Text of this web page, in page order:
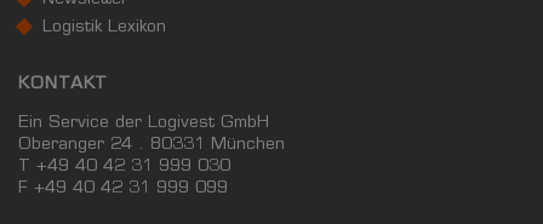
Logistik Lexikon
KONTAKT
Ein Service der Logivest GmbH
Oberanger 24 . 80331 München
T +49 40 42 31 999 030
F +49 40 42 31 999 099